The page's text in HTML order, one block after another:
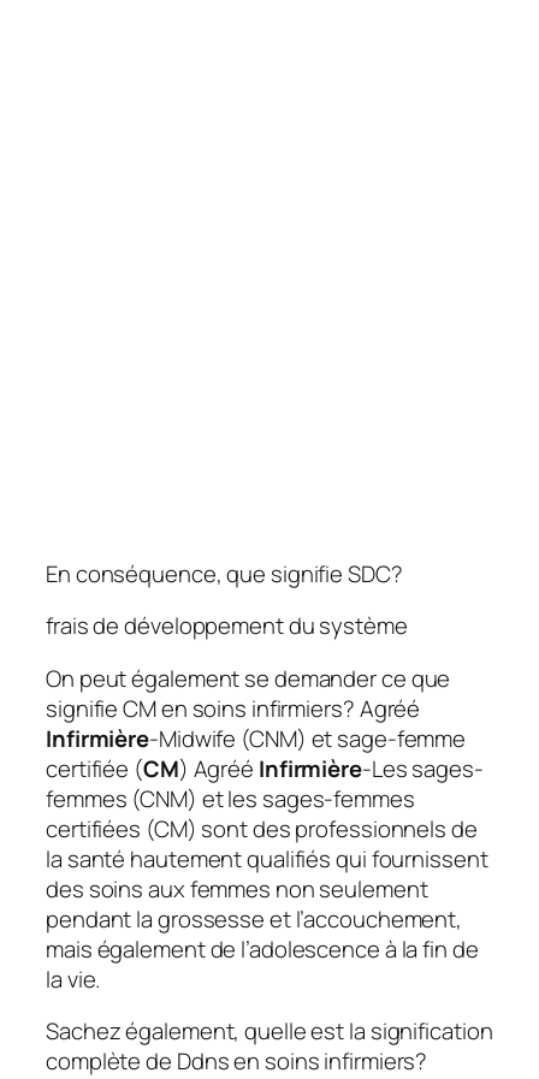
En conséquence, que signifie SDC?
frais de développement du système
On peut également se demander ce que
signifie CM en soins infirmiers?Agréé
Infirmière-Midwife (CNM) et sage-femme
certifiée (CM) Agréé Infirmière-Les sages-
femmes (CNM) et les sages-femmes
certifiées (CM) sont des professionnels de
la santé hautement qualifiés qui fournissent
des soins aux femmes non seulement
pendant la grossesse et l’accouchement,
mais également de l’adolescence à la fin de
la vie.
Sachez également, quelle est la signification
complète de Ddns en soins infirmiers?